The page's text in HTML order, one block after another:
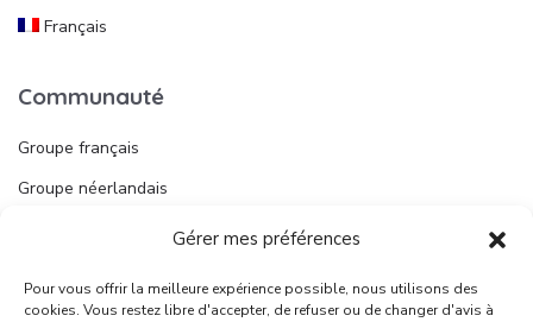
Gérer mes préférences
Pour vous offrir la meilleure expérience possible, nous utilisons des
cookies. Vous restez libre d'accepter, de refuser ou de changer d'avis à
Français
Communauté
Groupe français
Groupe néerlandais
Publier une annonce